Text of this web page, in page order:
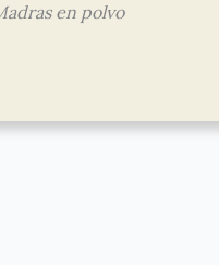
en polvo